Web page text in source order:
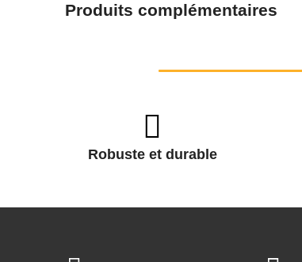
Produits complémentaires
Robuste et durable